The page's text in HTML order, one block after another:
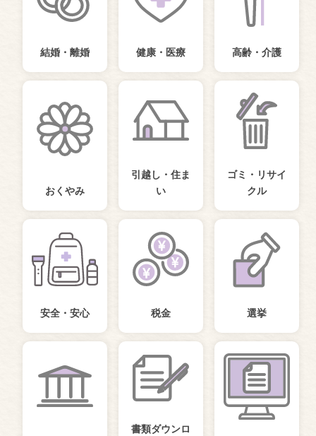
結婚・離婚 健康・医療 高齢・介護
おくやみ
引越し・住ま
い
ゴミ・リサイ
クル
安全・安心 税金 選挙
書類ダウンロ